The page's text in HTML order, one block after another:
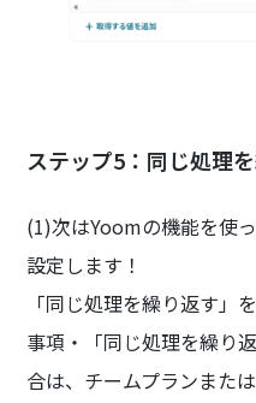
ステップ5：同じ処理
(1)次はYoomの機能を使
設定します！
「同じ処理を繰り返す
事項・「同じ処理を繰り
合は、チームプランまた